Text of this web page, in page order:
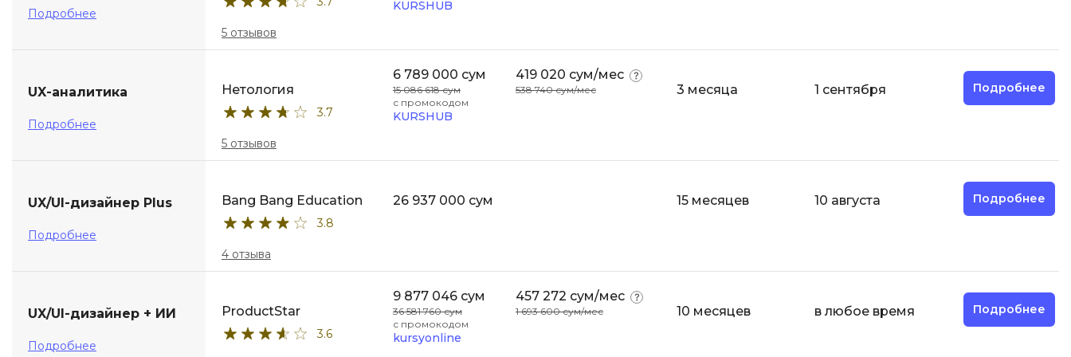
Подробнее
5 отзывов
KURSHUB
UX-аналитика
Подробнее
Нетология
3.7
5 отзывов
6 789 000 сум
15 086 618 сум
с промокодом
KURSHUB
419 020 сум/мес
538 740 сум/мес 3 месяца 1 сентября Подробнее
UX/UI-дизайнер Plus
Подробнее
Bang Bang Education
3.8
4 отзыва
26 937 000 сум 15 месяцев 10 августа Подробнее
UX/UI-дизайнер + ИИ
Подробнее
ProductStar
3.6
9 877 046 сум
36 581 760 сум
с промокодом
kursyonline
457 272 сум/мес
1 693 600 сум/мес 10 месяцев в любое время Подробнее
C
CI/CD
Cisco
DataLens
Delphi
DevOps
React Native
S
Операционные системы
П
Программная инженерия
Промпт инжиниринг
Разработка игр на Unity